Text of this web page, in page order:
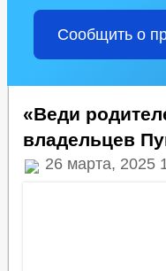
Поручение Главы
Поручения
Поручения
Сход граждан
Градостроительство
Генеральный план
МКД
Правила
Целевые программы
Сообщить о
«Веди
владельцев
26 марта, 2025